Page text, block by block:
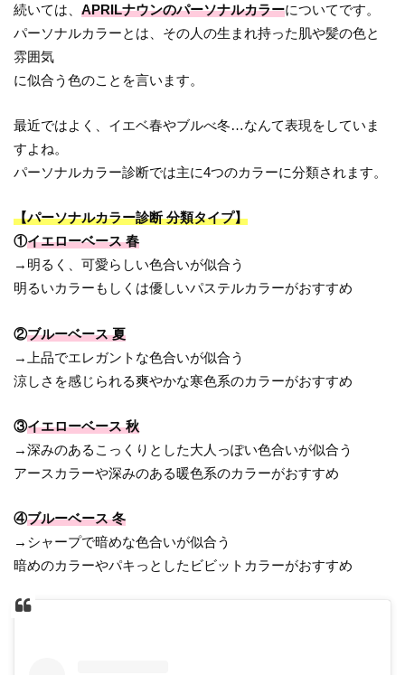
続いては、APRILナウンのパーソナルカラーについてです。
パーソナルカラーとは、その人の生まれ持った肌や髪の色と
雰囲気
に似合う色のことを言います。
最近ではよく、イエベ春やブルべ冬…なんて表現をしていま
すよね。
パーソナルカラー診断では主に4つのカラーに分類されます。
【パーソナルカラー診断 分類タイプ】
①イエローベース 春
→明るく、可愛らしい色合いが似合う
明るいカラーもしくは優しいパステルカラーがおすすめ
②ブルーベース 夏
→上品でエレガントな色合いが似合う
涼しさを感じられる爽やかな寒色系のカラーがおすすめ
③イエローベース 秋
→深みのあるこっくりとした大人っぽい色合いが似合う
アースカラーや深みのある暖色系のカラーがおすすめ
④ブルーベース 冬
→シャープで暗めな色合いが似合う
暗めのカラーやパキっとしたビビットカラーがおすすめ